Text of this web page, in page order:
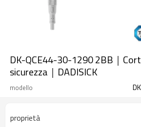
DK-QCE44-30-1290 2BB｜
sicurezza｜DADISICK
modello
proprietà